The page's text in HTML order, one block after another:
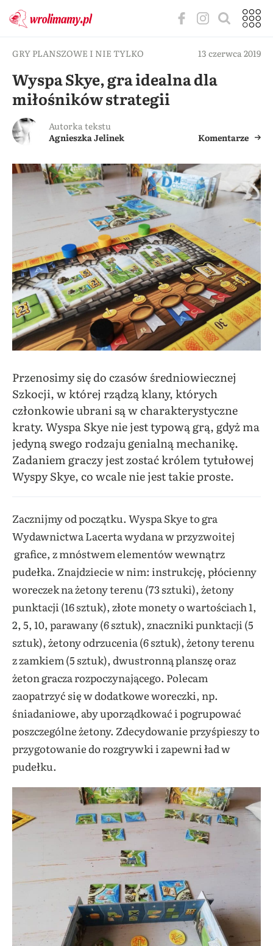
GRY PLANSZOWE I NIE TYLKO 13 czerwca 2019
Wyspa Skye, gra idealna dla
miłośników strategii
Autorka tekstu
Agnieszka Jelinek
Komentarze
Przenosimy się do czasów średniowiecznej
Szkocji, w której rządzą klany, których
członkowie ubrani są w charakterystyczne
kraty. Wyspa Skye nie jest typową grą, gdyż ma
jedyną swego rodzaju genialną mechanikę.
Zadaniem graczy jest zostać królem tytułowej
Wyspy Skye, co wcale nie jest takie proste.
Zacznijmy od początku. Wyspa Skye to gra
Wydawnictwa Lacerta wydana w przyzwoitej
grafice, z mnóstwem elementów wewnątrz
pudełka. Znajdziecie w nim: instrukcję, płócienny
woreczek na żetony terenu (73 sztuki), żetony
punktacji (16 sztuk), złote monety o wartościach 1,
2, 5, 10, parawany (6 sztuk), znaczniki punktacji (5
sztuk), żetony odrzucenia (6 sztuk), żetony terenu
z zamkiem (5 sztuk), dwustronną planszę oraz
żeton gracza rozpoczynającego. Polecam
zaopatrzyć się w dodatkowe woreczki, np.
śniadaniowe, aby uporządkować i pogrupować
poszczególne żetony. Zdecydowanie przyśpieszy to
przygotowanie do rozgrywki i zapewni ład w
pudełku.